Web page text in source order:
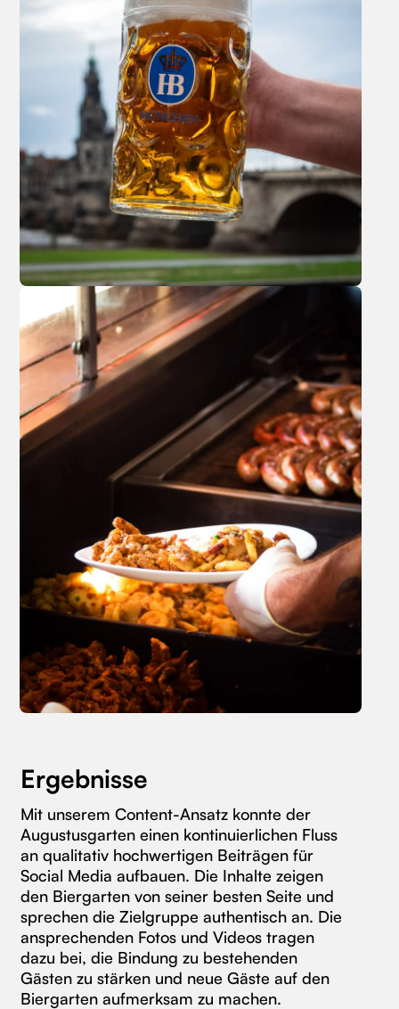
Ergebnisse
Mit unserem Content-Ansatz konnte der
Augustusgarten einen kontinuierlichen Fluss
an qualitativ hochwertigen Beiträgen für
Social Media aufbauen. Die Inhalte zeigen
den Biergarten von seiner besten Seite und
sprechen die Zielgruppe authentisch an. Die
ansprechenden Fotos und Videos tragen
dazu bei, die Bindung zu bestehenden
Gästen zu stärken und neue Gäste auf den
Biergarten aufmerksam zu machen.